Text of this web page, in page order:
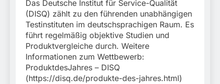
Das Deutsche Institut für Service-Qualität
(DISQ) zählt zu den führenden unabhängigen
Testinstituten im deutschsprachigen Raum. Es
führt regelmäßig objektive Studien und
Produktvergleiche durch. Weitere
Informationen zum Wettbewerb:
ProduktdesJahres – DISQ
(https://disq.de/produkte-des-jahres.html)